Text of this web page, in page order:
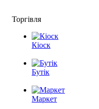
Торгівля
Кіоск
Бутік
Маркет